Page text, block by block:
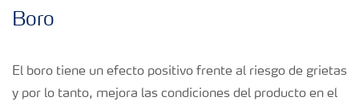
Boro
El boro tiene un efecto positivo frente al riesgo de grietas
y por lo tanto, mejora las condiciones del producto en el